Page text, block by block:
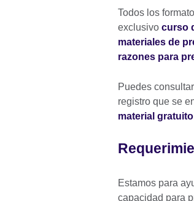
Todos los
exclusivo curso
materiales de
razones para
Puedes
registro que se
material gratuito
Estamos para
capacidad para